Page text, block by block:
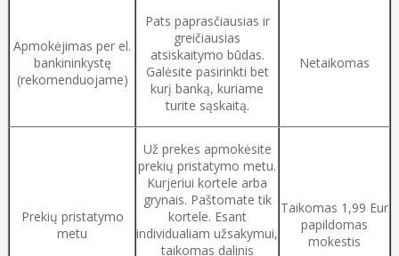
Apmokėjimas per el.
bankininkystę
(rekomenduojame)
Pats paprasčiausias ir
greičiausias
atsiskaitymo būdas.
Galėsite pasirinkti bet
kurį banką, kuriame
turite sąskaitą.
Netaikomas
Prekių pristatymo
metu
Už prekes apmokėsite
prekių pristatymo metu.
Kurjeriui kortele arba
grynais. Paštomate tik
kortele. Esant
individualiam užsakymui,
taikomas dalinis
Taikomas 1,99 Eur
papildomas
mokestis